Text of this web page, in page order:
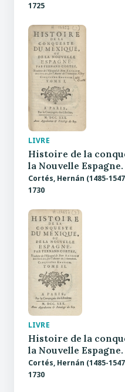
1725
LIVRE
Histoire de la
la Nouvelle Espagne.
Cortés, Hernán (1485-
1730
LIVRE
Histoire de la
la Nouvelle
Cortés, Hernán (1485-
1730